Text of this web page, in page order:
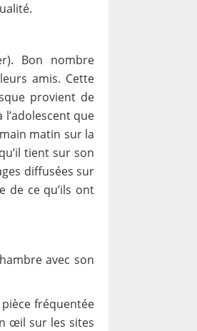
Bon nombre
amis. Cette
provient de
que
matin sur la
tient sur son
diffusées sur
de ce qu’ils ont
avec son
pièce fréquentée
œil sur les sites